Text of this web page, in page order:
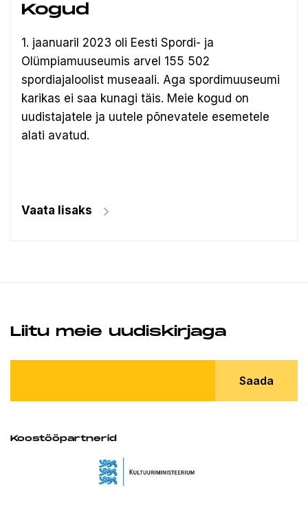
Kogud
1. jaanuaril 2023 oli Eesti Spordi- ja
Olümpiamuuseumis arvel 155 502
spordiajaloolist museaali. Aga spordimuuseumi
karikas ei saa kunagi täis. Meie kogud on
uudistajatele ja uutele põnevatele esemetele
alati avatud.
Vaata lisaks
Liitu meie uudiskirjaga
Saada
Koostööpartnerid